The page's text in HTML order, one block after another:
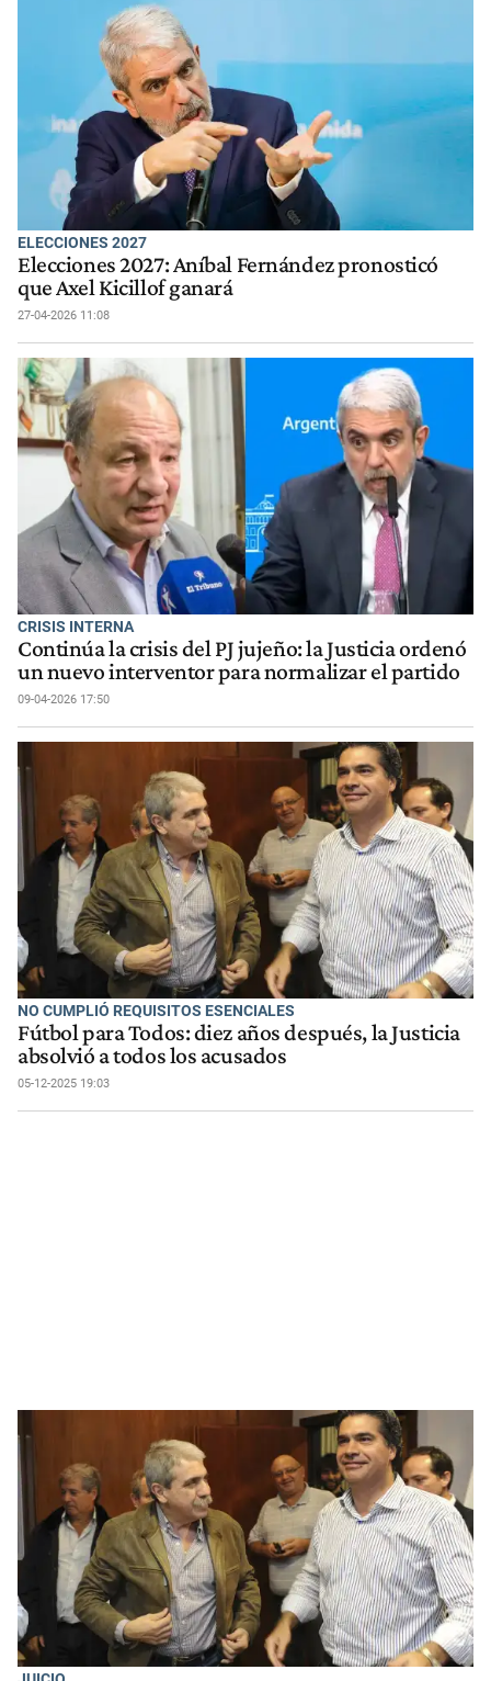
ELECCIONES 2027
Elecciones 2027: Aníbal Fernández pronosticó
que Axel Kicillof ganará
27-04-2026 11:08
CRISIS INTERNA
Continúa la crisis del PJ jujeño: la Justicia ordenó
un nuevo interventor para normalizar el partido
09-04-2026 17:50
NO CUMPLIÓ REQUISITOS ESENCIALES
Fútbol para Todos: diez años después, la Justicia
absolvió a todos los acusados
05-12-2025 19:03